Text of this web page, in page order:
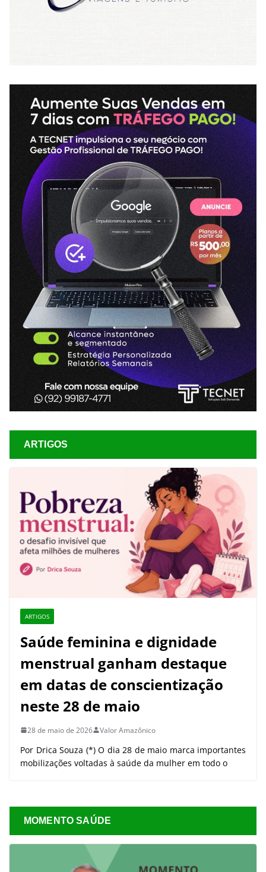
ARTIGOS
ARTIGOS
Saúde feminina e dignidade
menstrual ganham destaque
em datas de conscientização
neste 28 de maio
28 de maio de 2026 Valor Amazônico
Por Drica Souza (*) O dia 28 de maio marca importantes
mobilizações voltadas à saúde da mulher em todo o
MOMENTO SAÚDE